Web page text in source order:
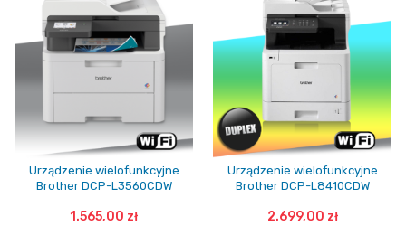
Urządzenie wielofunkcyjne
Brother DCP-L3560CDW
1.565,00 zł
Urządzenie wielofunkcyjne
Brother DCP-L8410CDW
2.699,00 zł